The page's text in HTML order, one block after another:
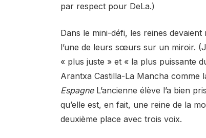
par respect pour DeLa.)
Dans le mini-défi, les reines
l’une de leurs sœurs sur un miroir.
« plus juste » et « la plus puissante
Arantxa Castilla-La Mancha comme
EspagneL’ancienne élève l’a bien
qu’elle est, en fait, une reine de la
deuxième place avec trois voix.